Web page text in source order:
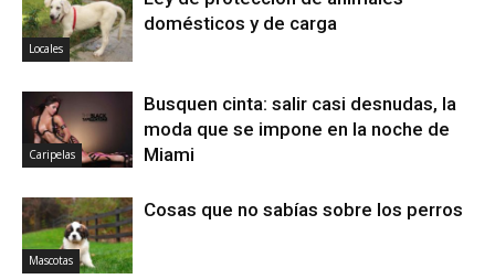
Locales
domésticos y de carga
Caripelas
Busquen cinta: salir casi desnudas, la
moda que se impone en la noche de
Miami
Mascotas
Cosas que no sabías sobre los perros